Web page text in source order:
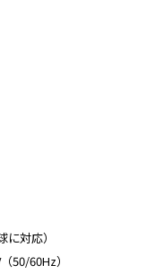
対応）
50/60Hz）